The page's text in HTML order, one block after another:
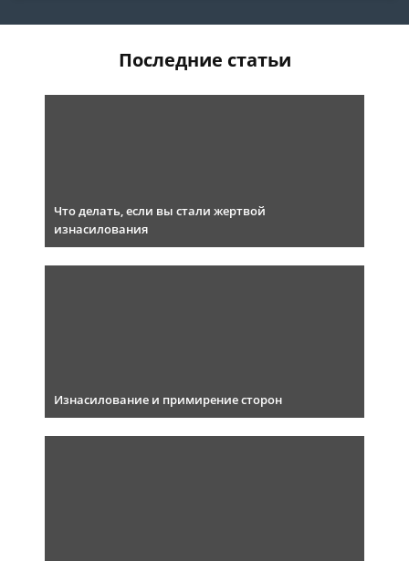
Последние статьи
Что делать, если вы стали жертвой
изнасилования
Изнасилование и примирение сторон